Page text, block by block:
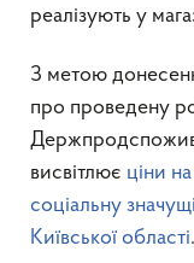
реалізують у
З метою
про проведену
висвітлює ціни
соціальну
Київської області.